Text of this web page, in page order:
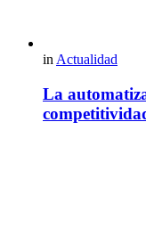
in Actualidad
La